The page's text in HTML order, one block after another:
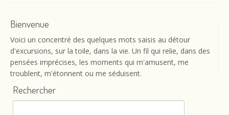
Bienvenue
Voici un concentré des quelques mots saisis au détour
d'excursions, sur la toile, dans la vie. Un fil qui relie, dans des
pensées imprécises, les moments qui m'amusent, me
troublent, m'étonnent ou me séduisent.
Rechercher
Rechercher :